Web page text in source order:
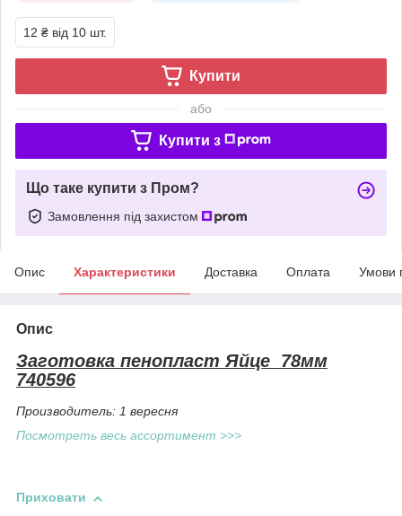
12 ₴ від 10 шт.
Купити
або
Купити з
Що таке купити з Пром?
Замовлення під захистом
Опис Характеристики Доставка Оплата Умови
Опис
Заготовка пенопласт Яйце 78мм
740596
Производитель: 1 вересня
Посмотреть весь ассортимент >>>
Приховати